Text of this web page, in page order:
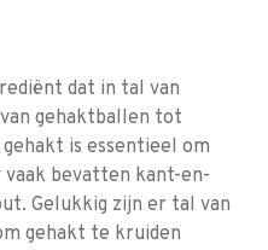
dat in tal van
gehaktballen tot
is essentieel om
bevatten kant-en-
Gelukkig zijn er tal van
gehakt te kruiden